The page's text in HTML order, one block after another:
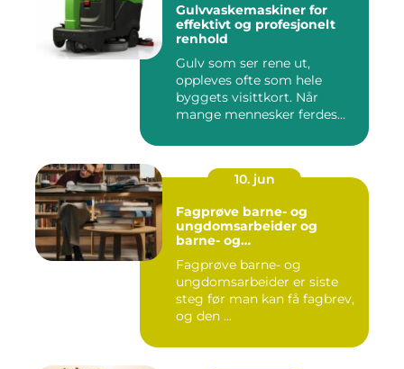
Gulvvaskemaskiner for
effektivt og profesjonelt
renhold
Gulv som ser rene ut,
oppleves ofte som hele
byggets visittkort. Når
mange mennesker ferdes
10. jun
Fagprøve barne- og
ungdomsarbeider og
barne- og
– veien til fagbrev
Fagprøve barne- og
ungdomsarbeider er siste
steg før man kan få fagbrev,
og den ...